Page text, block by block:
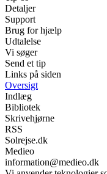
Detaljer
Support
Brug for hjælp
Udtalelse
Vi søger
Send et tip
Links på siden
Oversigt
Indlæg
Bibliotek
Skrivehjørne
RSS
Solrejse.dk
Medieo
information@medieo.dk